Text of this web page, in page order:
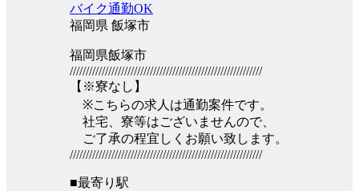
バイク通勤OK
福岡県 飯塚市
福岡県飯塚市
////////////////////////////////////////////////////////////
【※寮なし】
※こちらの求人は通勤案件です。
社宅、寮等はございませんので、
ご了承の程宜しくお願い致します。
////////////////////////////////////////////////////////////
■最寄り駅